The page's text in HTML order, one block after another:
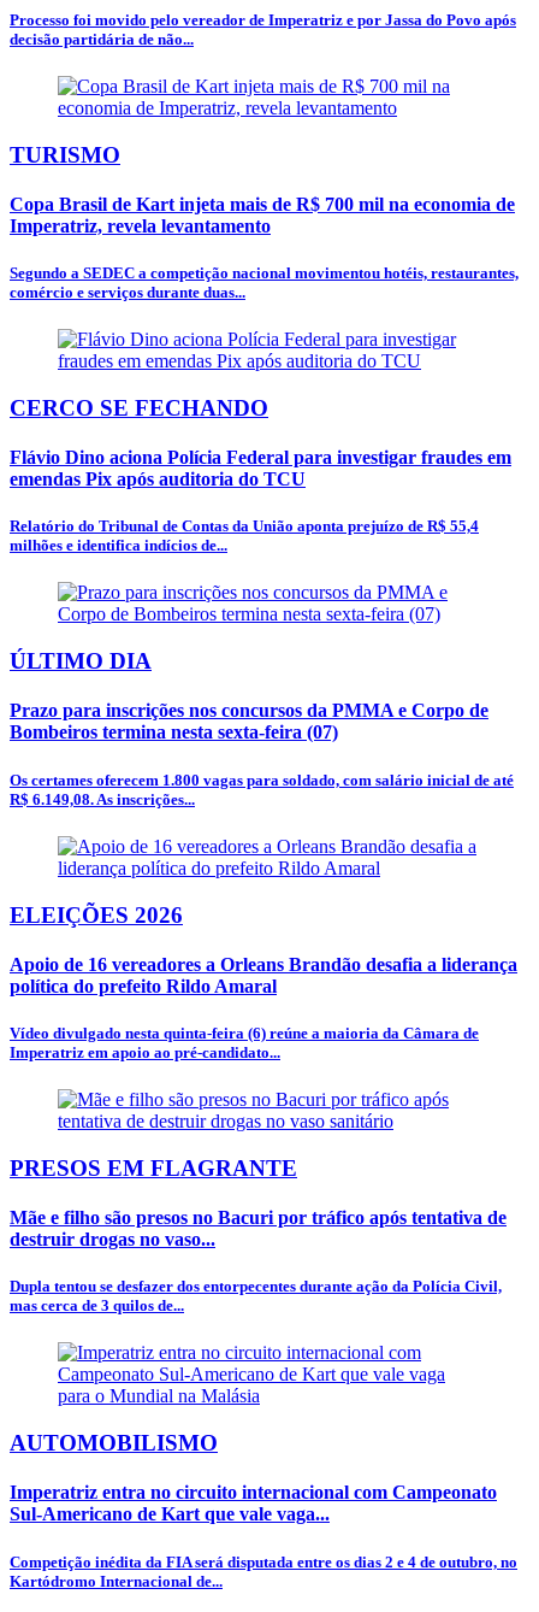
Processo foi movido pelo vereador de Imperatriz e por Jassa do Povo após
decisão partidária de não...
TURISMO
Copa Brasil de Kart injeta mais de R$ 700 mil na economia de
Imperatriz, revela levantamento
Segundo a SEDEC a competição nacional movimentou hotéis, restaurantes,
comércio e serviços durante duas...
CERCO SE FECHANDO
Flávio Dino aciona Polícia Federal para investigar fraudes em
emendas Pix após auditoria do TCU
Relatório do Tribunal de Contas da União aponta prejuízo de R$ 55,4
milhões e identifica indícios de...
ÚLTIMO DIA
Prazo para inscrições nos concursos da PMMA e Corpo de
Bombeiros termina nesta sexta-feira (07)
Os certames oferecem 1.800 vagas para soldado, com salário inicial de até
R$ 6.149,08. As inscrições...
ELEIÇÕES 2026
Apoio de 16 vereadores a Orleans Brandão desafia a liderança
política do prefeito Rildo Amaral
Vídeo divulgado nesta quinta-feira (6) reúne a maioria da Câmara de
Imperatriz em apoio ao pré-candidato...
PRESOS EM FLAGRANTE
Mãe e filho são presos no Bacuri por tráfico após tentativa de
destruir drogas no vaso...
Dupla tentou se desfazer dos entorpecentes durante ação da Polícia Civil,
mas cerca de 3 quilos de...
AUTOMOBILISMO
Imperatriz entra no circuito internacional com Campeonato
Sul-Americano de Kart que vale vaga...
Competição inédita da FIA será disputada entre os dias 2 e 4 de outubro, no
Kartódromo Internacional de...